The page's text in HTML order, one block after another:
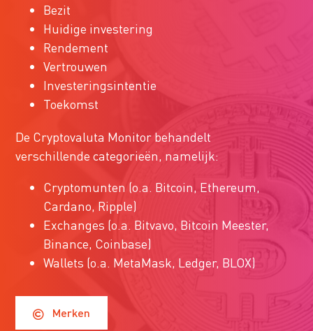
Bezit
Huidige investering
Rendement
Vertrouwen
Investeringsintentie
Toekomst
De Cryptovaluta Monitor behandelt
verschillende categorieën, namelijk:
Cryptomunten (o.a. Bitcoin, Ethereum,
Cardano, Ripple)
Exchanges (o.a. Bitvavo, Bitcoin Meester,
Binance, Coinbase)
Wallets (o.a. MetaMask, Ledger, BLOX)
Merken